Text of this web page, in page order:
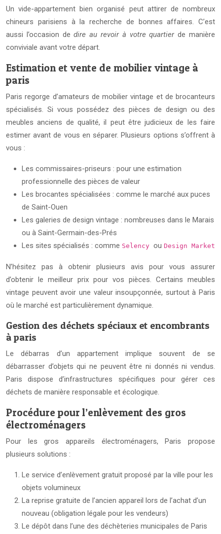
Un vide-appartement bien organisé peut attirer de nombreux
chineurs parisiens à la recherche de bonnes affaires. C’est
aussi l’occasion dedire au revoir à votre quartierde manière
conviviale avant votre départ.
Estimation et vente de mobilier vintage à
paris
Paris regorge d’amateurs de mobilier vintage et de brocanteurs
spécialisés. Si vous possédez des pièces de design ou des
meubles anciens de qualité, il peut être judicieux de les faire
estimer avant de vous en séparer. Plusieurs options s’offrent à
vous :
Les commissaires-priseurs : pour une estimation
professionnelle des pièces de valeur
Les brocantes spécialisées : comme le marché aux puces
de Saint-Ouen
Les galeries de design vintage : nombreuses dans le Marais
ou à Saint-Germain-des-Prés
Les sites spécialisés : comme Selency ou Design Market
N’hésitez pas à obtenir plusieurs avis pour vous assurer
d’obtenir le meilleur prix pour vos pièces. Certains meubles
vintage peuvent avoir une valeur insoupçonnée, surtout à Paris
où le marché est particulièrement dynamique.
Gestion des déchets spéciaux et encombrants
à paris
Le débarras d’un appartement implique souvent de se
débarrasser d’objets qui ne peuvent être ni donnés ni vendus.
Paris dispose d’infrastructures spécifiques pour gérer ces
déchets de manière responsable et écologique.
Procédure pour l’enlèvement des gros
électroménagers
Pour les gros appareils électroménagers, Paris propose
plusieurs solutions :
Le service d’enlèvement gratuit proposé par la ville pour les
objets volumineux
La reprise gratuite de l’ancien appareil lors de l’achat d’un
nouveau (obligation légale pour les vendeurs)
Le dépôt dans l’une des déchèteries municipales de Paris